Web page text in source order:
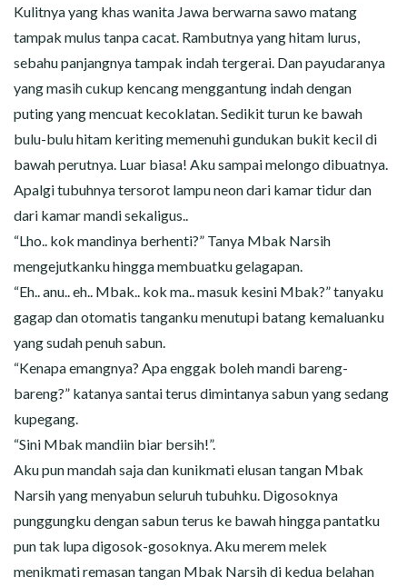
Kulitnya yang khas wanita Jawa berwarna sawo matang
tampak mulus tanpa cacat. Rambutnya yang hitam lurus,
sebahu panjangnya tampak indah tergerai. Dan payudaranya
yang masih cukup kencang menggantung indah dengan
puting yang mencuat kecoklatan. Sedikit turun ke bawah
bulu-bulu hitam keriting memenuhi gundukan bukit kecil di
bawah perutnya. Luar biasa! Aku sampai melongo dibuatnya.
Apalgi tubuhnya tersorot lampu neon dari kamar tidur dan
dari kamar mandi sekaligus..
“Lho.. kok mandinya berhenti?” Tanya Mbak Narsih
mengejutkanku hingga membuatku gelagapan.
“Eh.. anu.. eh.. Mbak.. kok ma.. masuk kesini Mbak?” tanyaku
gagap dan otomatis tanganku menutupi batang kemaluanku
yang sudah penuh sabun.
“Kenapa emangnya? Apa enggak boleh mandi bareng-
bareng?” katanya santai terus dimintanya sabun yang sedang
kupegang.
“Sini Mbak mandiin biar bersih!”.
Aku pun mandah saja dan kunikmati elusan tangan Mbak
Narsih yang menyabun seluruh tubuhku. Digosoknya
punggungku dengan sabun terus ke bawah hingga pantatku
pun tak lupa digosok-gosoknya. Aku merem melek
menikmati remasan tangan Mbak Narsih di kedua belahan